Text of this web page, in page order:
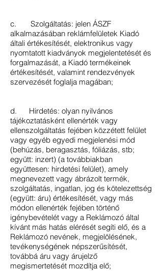
c. Szolgáltatás: jelen ÁSZF
alkalmazásában reklámfelületek Kiadó
általi értékesítését, elektronikus vagy
nyomtatott kiadványok megjelentetését és
forgalmazását, a Kiadó termékeinek
értékesítését, valamint rendezvények
szervezését foglalja magában;
d. Hirdetés: olyan nyilvános
tájékoztatásként ellenérték vagy
ellenszolgáltatás fejében közzétett felület
vagy egyéb egyedi megjelenési mód
(behúzás, beragasztás, fóliázás, stb;
együtt: inzert) (a továbbiakban
együttesen: hirdetési felület), amely
megnevezett vagy ábrázolt termék,
szolgáltatás, ingatlan, jog és kötelezettség
(együtt: áru) értékesítését, vagy más
módon ellenérték fejében történő
igénybevételét vagy a Reklámozó által
kívánt más hatás elérését segíti elő, és a
Reklámozó nevének, megjelölésének,
tevékenységének népszerűsítését,
továbbá áru vagy árujelző
megismertetését mozdítja elő;